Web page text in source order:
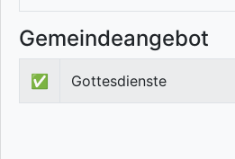
Gemeindeangebot
✅ Gottesdienste